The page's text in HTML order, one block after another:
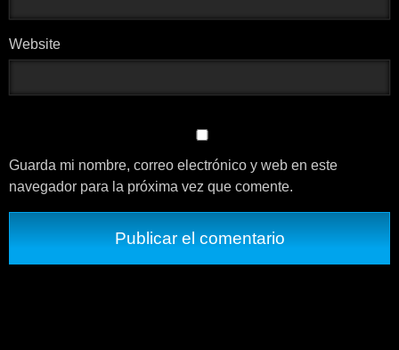
Website
Guarda mi nombre, correo electrónico y web en este
navegador para la próxima vez que comente.